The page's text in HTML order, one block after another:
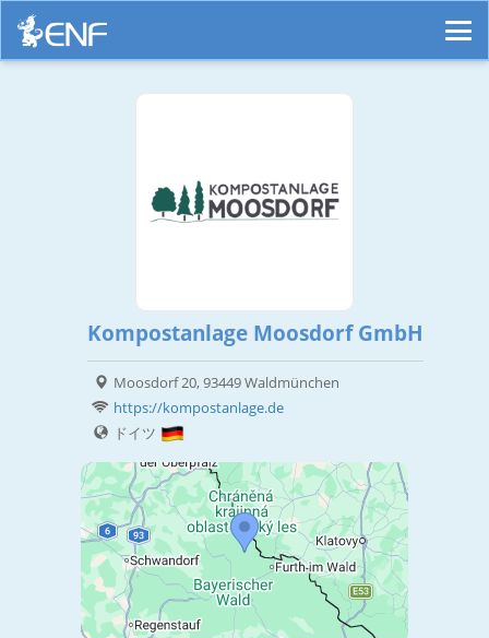
Kompostanlage Moosdorf GmbH
Moosdorf 20, 93449 Waldmünchen
https://kompostanlage.de
ドイツ